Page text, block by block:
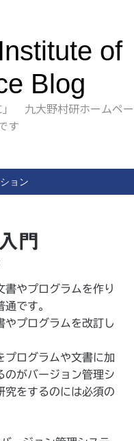
of
Blog
九大野村研ホームペー
す
ョン
門
書やプログラムを作り
です。
やプログラムを改訂し
プログラムや文書に加
のがバージョン管理シ
究をするのには必須の